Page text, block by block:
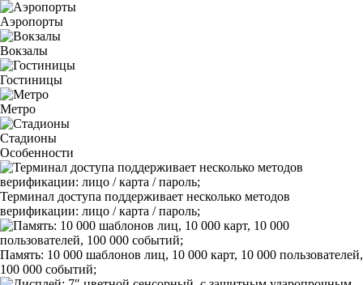
Аэропорты
Вокзалы
Гостиницы
Метро
Стадионы
Особенности
Терминал доступа поддерживает несколько методов
верификации: лицо / карта / пароль;
Память: 10 000 шаблонов лиц, 10 000 карт, 10 000 пользователей,
100 000 событий;